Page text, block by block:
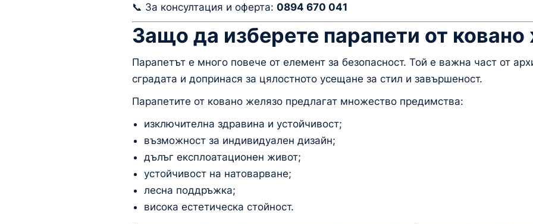
📞 За консултация и оферта: 0894 670 041
Защо да изберете парапети от ковано
Парапетът е много повече от елемент за безопасност. Той е важна част от
сградата и допринася за цялостното усещане за стил и завършеност.
Парапетите от ковано желязо предлагат множество предимства:
изключителна здравина и устойчивост;
възможност за индивидуален дизайн;
дълъг експлоатационен живот;
устойчивост на натоварване;
лесна поддръжка;
висока естетическа стойност.